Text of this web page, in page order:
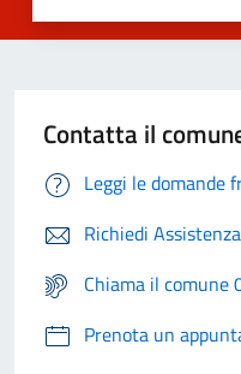
Contatta il
Leggi le domande
Richiedi Assistenza
Chiama il comune
Prenota un